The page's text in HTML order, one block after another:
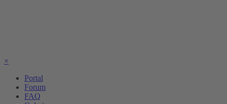
×
Portal
Forum
FAQ